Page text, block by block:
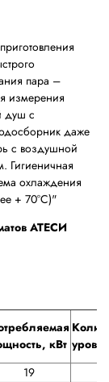
пара –
измерения
душ с
даже
с воздушной
Гигиеничная
охлаждения
+ 70°C)"
АТЕСИ
кВт
19